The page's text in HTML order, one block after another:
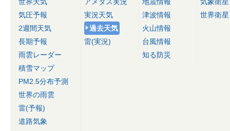
気圧予報
2週間天気
長期予報
雨雲レーダー
積雪マップ
PM2.5分布予測
世界の雨雲
雷(予報)
道路気象
実況天気
過去天気
雷(実況)
津波情報
火山情報
台風情報
知る防災
世界衛星